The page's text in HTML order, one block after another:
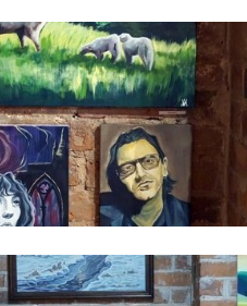
Ustawienia
Szanujemy Twoją prywatność. Możesz
wszystkie. W dowolnym momencie możesz
Niezbędne
Niezbędne pliki cookies służą do
umożliwiają Ci komfortowe korzystanie z
Twoich ustawień preferencji prywatności,
cookies strona, z której korzystasz, może
Więcej